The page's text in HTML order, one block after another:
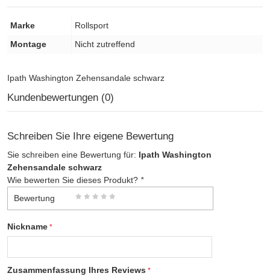
Marke
Rollsport
Montage
Nicht zutreffend
Ipath Washington Zehensandale schwarz
Kundenbewertungen (0)
Schreiben Sie Ihre eigene Bewertung
Sie schreiben eine Bewertung für: Ipath Washington
Zehensandale schwarz
Wie bewerten Sie dieses Produkt? *
Bewertung
Nickname
Zusammenfassung Ihres Reviews